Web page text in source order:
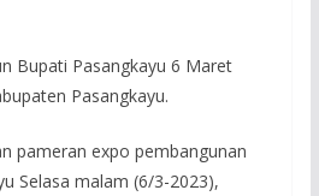
Bupati Pasangkayu 6 Maret
Pasangkayu.
pameran expo pembangunan
Selasa malam (6/3-2023),